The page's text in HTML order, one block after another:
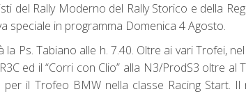
del Rally Moderno del Rally Storico e della
speciale in programma Domenica 4 Agosto.
Ps. Tabiano alle h. 7.40. Oltre ai vari Trofei,
ed il “Corri con Clio” alla N3/ProdS3 oltre
il Trofeo BMW nella classe Racing Start.